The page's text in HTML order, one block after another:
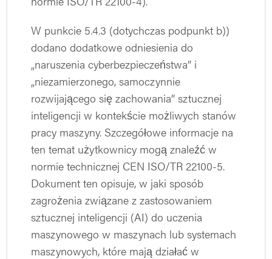
W punkcie 5.4.3 (dotychczas podpunkt b))
dodano dodatkowe odniesienia do
„naruszenia cyberbezpieczeństwa” i
„niezamierzonego, samoczynnie
rozwijającego się zachowania” sztucznej
inteligencji w kontekście możliwych stanów
pracy maszyny. Szczegółowe informacje na
ten temat użytkownicy mogą znaleźć w
normie technicznej CEN ISO/TR 22100-5.
Dokument ten opisuje, w jaki sposób
zagrożenia związane z zastosowaniem
sztucznej inteligencji (AI) do uczenia
maszynowego w maszynach lub systemach
maszynowych, które mają działać w